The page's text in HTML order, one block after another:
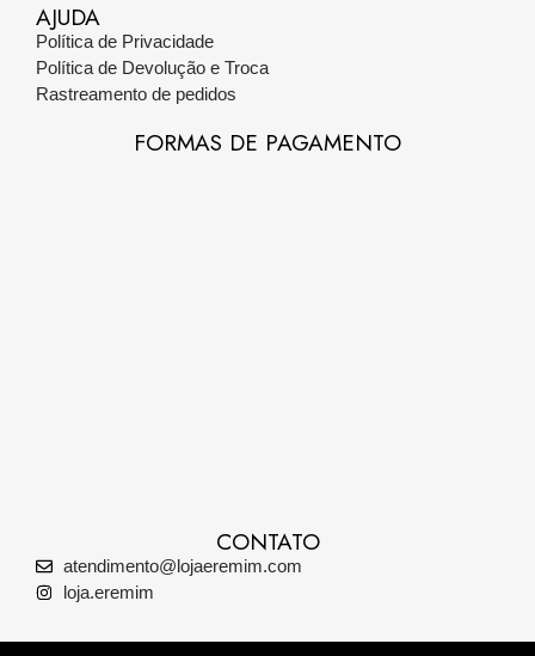
AJUDA
Política de Privacidade
Política de Devolução e Troca
Rastreamento de pedidos
FORMAS DE PAGAMENTO
CONTATO
atendimento@lojaeremim.com
loja.eremim